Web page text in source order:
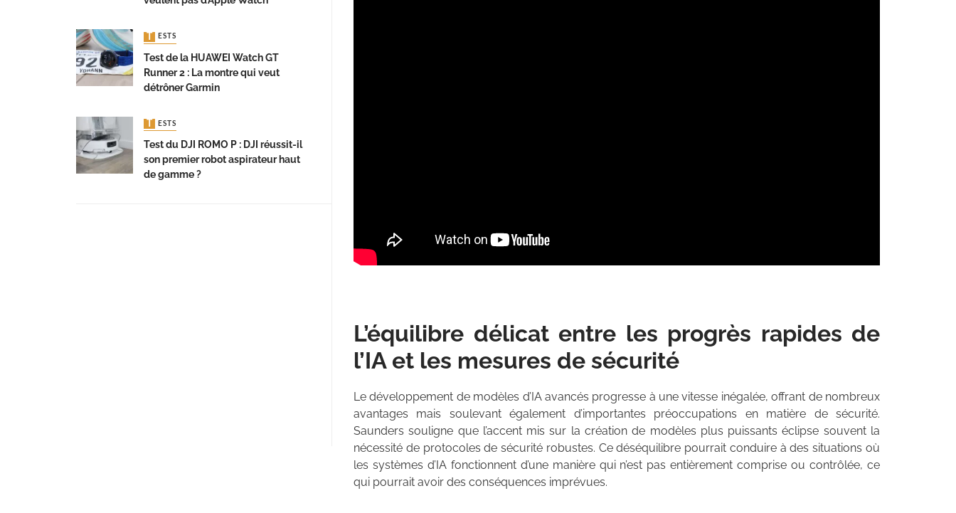
L’équilibre délicat entre les progrès rapides de
l’IA et les mesures de sécurité
Le développement de modèles d’IA avancés progresse à une vitesse inégalée, offrant de nombreux
avantages mais soulevant également d’importantes préoccupations en matière de sécurité.
Saunders souligne que l’accent mis sur la création de modèles plus puissants éclipse souvent la
nécessité de protocoles de sécurité robustes. Ce déséquilibre pourrait conduire à des situations où
les systèmes d’IA fonctionnent d’une manière qui n’est pas entièrement comprise ou contrôlée, ce
qui pourrait avoir des conséquences imprévues.
TESTS
Test de la HUAWEI Watch GT
Runner 2 : La montre qui veut
détrôner Garmin
TESTS
Test du DJI ROMO P : DJI réussit-il
son premier robot aspirateur haut
de gamme ?